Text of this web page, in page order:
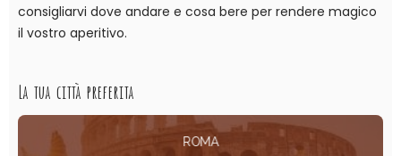
consigliarvi dove andare e cosa bere per rendere magico
il vostro aperitivo.
La tua città preferita
ROMA